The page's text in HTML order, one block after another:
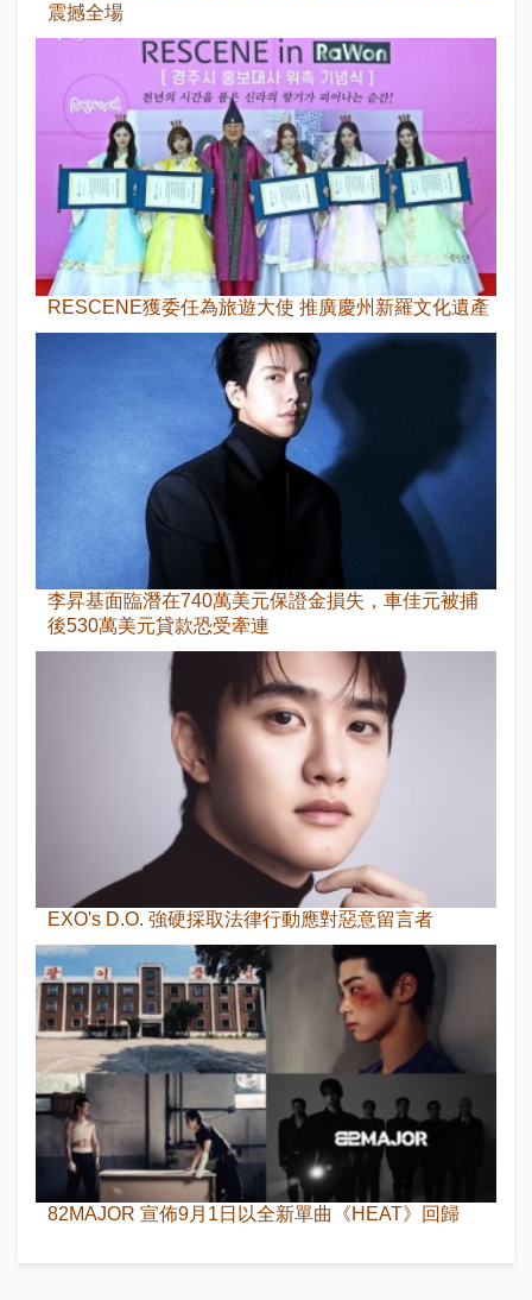
震撼全場
RESCENE獲委任為旅遊大使 推廣慶州新羅文化遺產
李昇基面臨潛在740萬美元保證金損失，車佳元被捕
後530萬美元貸款恐受牽連
EXO's D.O. 強硬採取法律行動應對惡意留言者
82MAJOR 宣佈9月1日以全新單曲《HEAT》回歸